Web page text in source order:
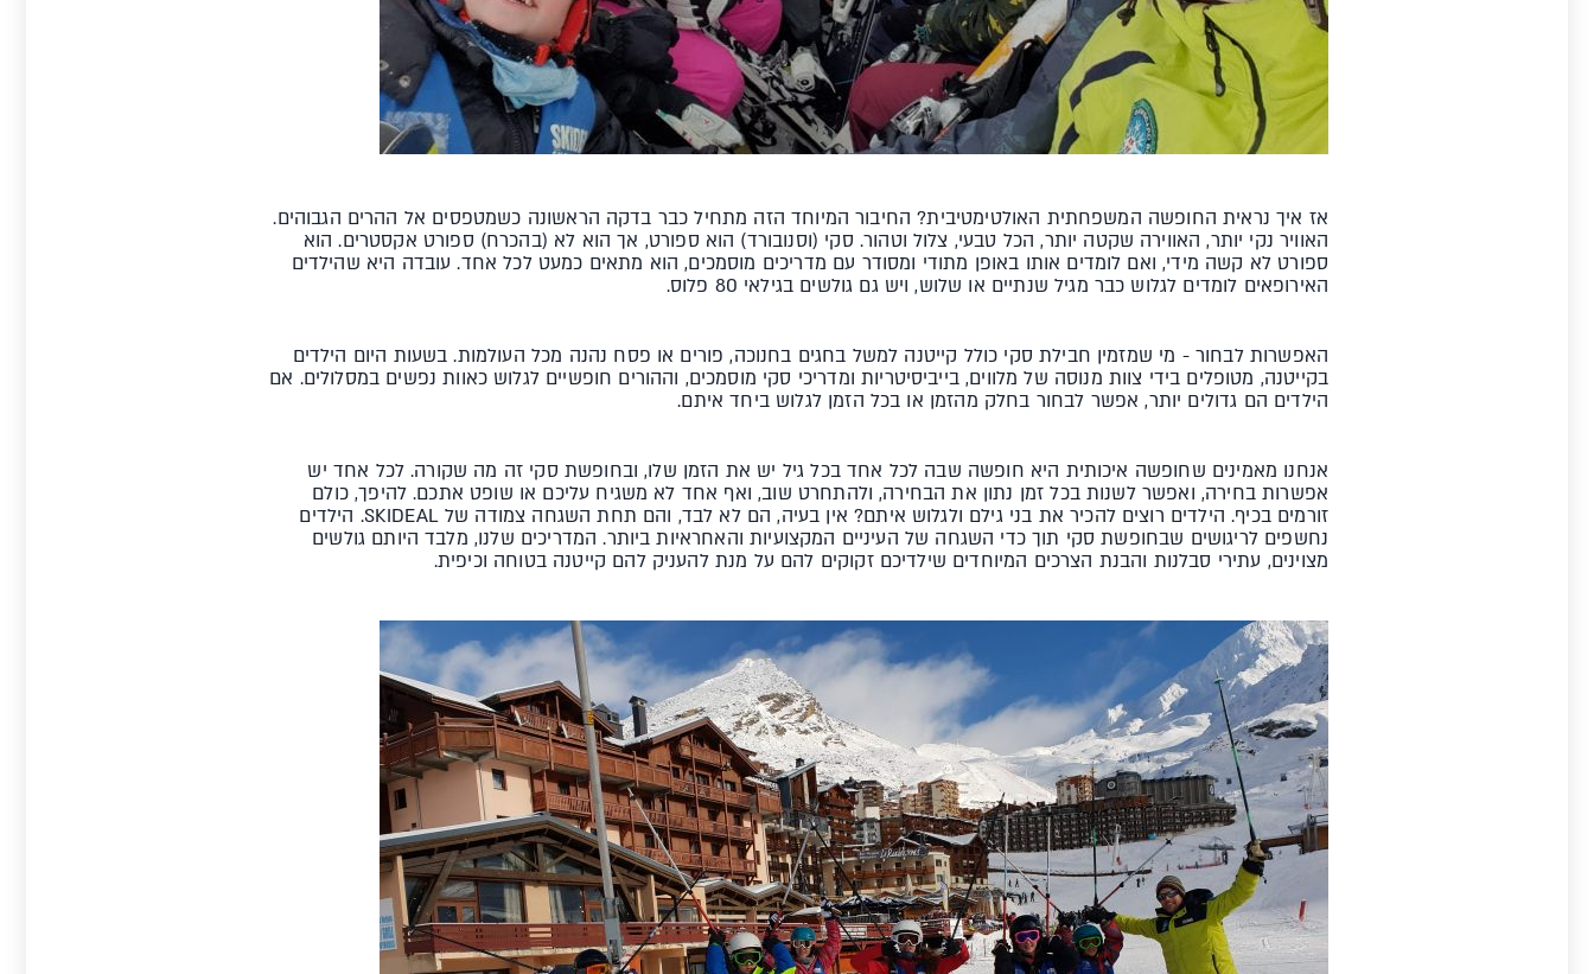
אז איך נראית החופשה המשפחתית האולטימטיבית? החיבור המיוחד הזה מתחיל כבר בדקה הראשונה כשמטפסים אל ההרים הגבוהים.
האוויר נקי יותר, האווירה שקטה יותר, הכל טבעי, צלול וטהור. סקי (וסנובורד) הוא ספורט, אך הוא לא (בהכרח) ספורט אקסטרים. הוא
ספורט לא קשה מידי, ואם לומדים אותו באופן מתודי ומסודר עם מדריכים מוסמכים, הוא מתאים כמעט לכל אחד. עובדה היא שהילדים
האירופאים לומדים לגלוש כבר מגיל שנתיים או שלוש, ויש גם גולשים בגילאי 80 פלוס.
האפשרות לבחור - מי שמזמין חבילת סקי כולל קייטנה למשל בחגים בחנוכה, פורים או פסח נהנה מכל העולמות. בשעות היום הילדים
בקייטנה, מטופלים בידי צוות מנוסה של מלווים, בייביסיטריות ומדריכי סקי מוסמכים, וההורים חופשיים לגלוש כאוות נפשים במסלולים. אם
הילדים הם גדולים יותר, אפשר לבחור בחלק מהזמן או בכל הזמן לגלוש ביחד איתם.
אנחנו מאמינים שחופשה איכותית היא חופשה שבה לכל אחד בכל גיל יש את הזמן שלו, ובחופשת סקי זה מה שקורה. לכל אחד יש
אפשרות בחירה, ואפשר לשנות בכל זמן נתון את הבחירה, ולהתחרט שוב, ואף אחד לא משגיח עליכם או שופט אתכם. להיפך, כולם
זורמים בכיף. הילדים רוצים להכיר את בני גילם ולגלוש איתם? אין בעיה, הם לא לבד, והם תחת השגחה צמודה של SKIDEAL. הילדים
נחשפים לריגושים שבחופשת סקי תוך כדי השגחה של העיניים המקצועיות והאחראיות ביותר. המדריכים שלנו, מלבד היותם גולשים
מצוינים, עתירי סבלנות והבנת הצרכים המיוחדים שילדיכם זקוקים להם על מנת להעניק להם קייטנה בטוחה וכיפית.